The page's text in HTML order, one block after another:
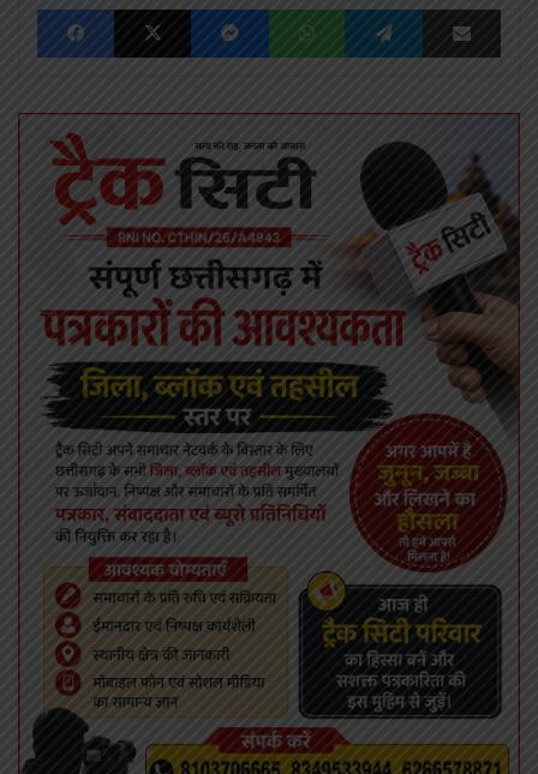
FacebookX MessengerWhatsAppTelegram Share via Email